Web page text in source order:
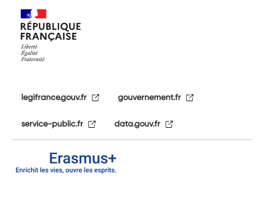
legifrance.gouv.fr gouvernement.fr
service-public.fr data.gouv.fr